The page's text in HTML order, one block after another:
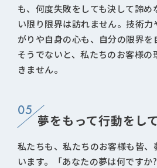
も、何度失敗をしても決して諦め
い限り限界は訪れません。技術
がりや自身の心も、自分の限界を
そうでないと、私たちのお客様の
きません。
05
夢をもって行動をし
私たちも、私たちのお客様も皆、
います。「あなたの夢は何ですか